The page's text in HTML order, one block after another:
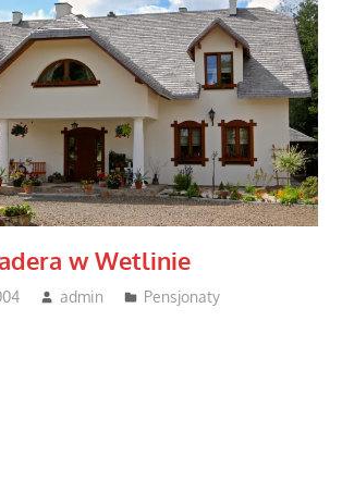
w Wetlinie
admin Pensjonaty